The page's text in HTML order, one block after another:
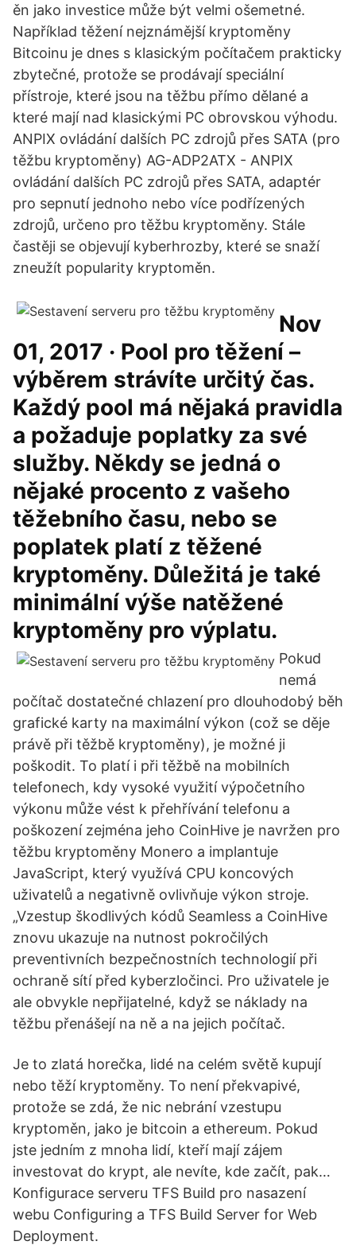
ěn jako investice může být velmi ošemetné.
Například těžení nejznámější kryptoměny
Bitcoinu je dnes s klasickým počítačem prakticky
zbytečné, protože se prodávají speciální
přístroje, které jsou na těžbu přímo dělané a
které mají nad klasickými PC obrovskou výhodu.
ANPIX ovládání dalších PC zdrojů přes SATA (pro
těžbu kryptoměny) AG-ADP2ATX - ANPIX
ovládání dalších PC zdrojů přes SATA, adaptér
pro sepnutí jednoho nebo více podřízených
zdrojů, určeno pro těžbu kryptoměny. Stále
častěji se objevují kyberhrozby, které se snaží
zneužít popularity kryptoměn.
Nov
01, 2017 · Pool pro těžení –
výběrem strávíte určitý čas.
Každý pool má nějaká pravidla
a požaduje poplatky za své
služby. Někdy se jedná o
nějaké procento z vašeho
těžebního času, nebo se
poplatek platí z těžené
kryptoměny. Důležitá je také
minimální výše natěžené
kryptoměny pro výplatu.
Pokud
nemá
počítač dostatečné chlazení pro dlouhodobý běh
grafické karty na maximální výkon (což se děje
právě při těžbě kryptoměny), je možné ji
poškodit. To platí i při těžbě na mobilních
telefonech, kdy vysoké využití výpočetního
výkonu může vést k přehřívání telefonu a
poškození zejména jeho CoinHive je navržen pro
těžbu kryptoměny Monero a implantuje
JavaScript, který využívá CPU koncových
uživatelů a negativně ovlivňuje výkon stroje.
„Vzestup škodlivých kódů Seamless a CoinHive
znovu ukazuje na nutnost pokročilých
preventivních bezpečnostních technologií při
ochraně sítí před kyberzločinci. Pro uživatele je
ale obvykle nepřijatelné, když se náklady na
těžbu přenášejí na ně a na jejich počítač.
Je to zlatá horečka, lidé na celém světě kupují
nebo těží kryptoměny. To není překvapivé,
protože se zdá, že nic nebrání vzestupu
kryptoměn, jako je bitcoin a ethereum. Pokud
jste jedním z mnoha lidí, kteří mají zájem
investovat do krypt, ale nevíte, kde začít, pak…
Konfigurace serveru TFS Build pro nasazení
webu Configuring a TFS Build Server for Web
Deployment.